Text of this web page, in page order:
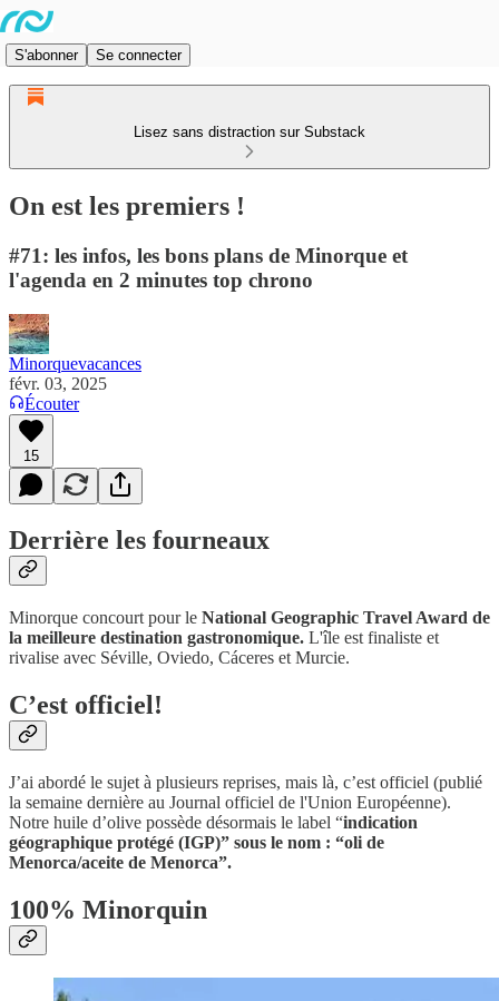
S'abonner Se connecter
Lisez sans distraction sur Substack
On est les premiers !
#71: les infos, les bons plans de Minorque et
l'agenda en 2 minutes top chrono
Minorquevacances
févr. 03, 2025
Écouter
15
Derrière les fourneaux
Minorque concourt pour le National Geographic Travel Award de
la meilleure destination gastronomique. L'île est finaliste et
rivalise avec Séville, Oviedo, Cáceres et Murcie.
C’est officiel!
J’ai abordé le sujet à plusieurs reprises, mais là, c’est officiel (publié
la semaine dernière au Journal officiel de l'Union Européenne).
Notre huile d’olive possède désormais le label “indication
géographique protégé (IGP)” sous le nom : “oli de
Menorca/aceite de Menorca”.
100% Minorquin